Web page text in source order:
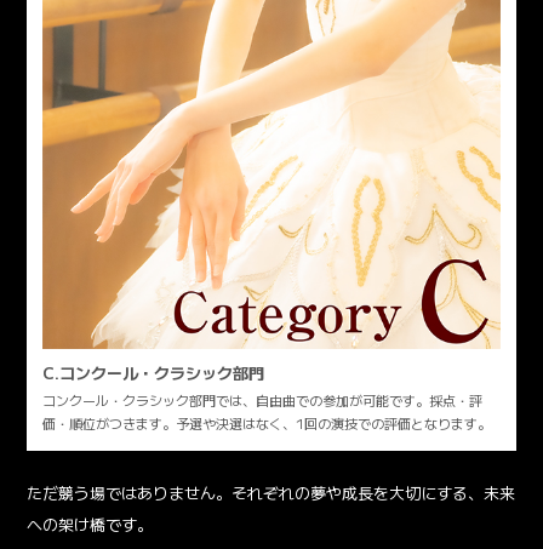
C.コンクール・クラシック部門
コンクール・クラシック部門では、自由曲での参加が可能です。採点・評
価・順位がつきます。予選や決選はなく、1回の演技での評価となります。
ただ競う場ではありません。それぞれの夢や成長を大切にする、未来
への架け橋です。